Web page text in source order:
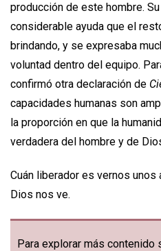
producción de este hombre.
considerable ayuda que el
brindando, y se expresaba
voluntad dentro del equipo.
confirmó otra declaración de
capacidades humanas son
la proporción en que la
verdadera del hombre y de
Cuán liberador es vernos unos
Dios nos ve.
Para explorar más